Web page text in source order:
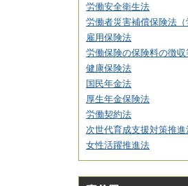
労働安全衛生法
労働者災害補償保険法
雇用保険法
労働保険の保険料の徴
健康保険法
国民年金法
厚生年金保険法
労働契約法
次世代育成支援対策推進
女性活躍推進法